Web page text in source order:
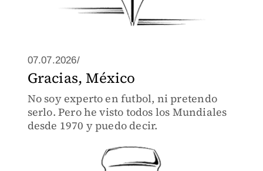
07.07.2026/
Gracias, México
No soy experto en futbol, ni pretendo
serlo. Pero he visto todos los Mundiales
desde 1970 y puedo decir.